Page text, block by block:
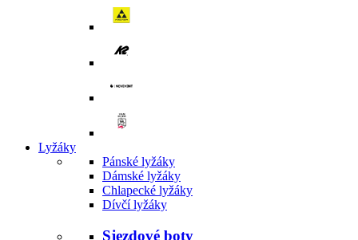
Lyžáky
Pánské lyžáky
Dámské lyžáky
Chlapecké lyžáky
Dívčí lyžáky
Sjezdové boty